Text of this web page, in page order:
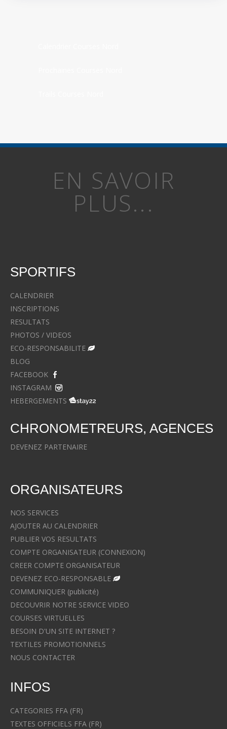
EN SAVOIR
PLUS...
SPORTIFS
CALENDRIER
INSCRIPTIONS
RESULTATS
PHOTOS / VIDEOS
ECO-RESPONSABILITE
BLOG
FACEBOOK
INSTAGRAM
HEBERGEMENTS
CHRONOMETREURS, AGENCES
DEVENEZ PARTENAIRE
ORGANISATEURS
NOS SERVICES
AJOUTER AU CALENDRIER
PUBLIER VOS RESULTATS
COMPTE ORGANISATEUR (CONNEXION)
CREER COMPTE ORGANISATEUR
DEVENEZ ECO-RESPONSABLE
COMMUNIQUER (publicité)
DECOUVRIR NOTRE SERVICE VIDEO
COURSES VIRTUELLES
BESOIN D'UN SITE INTERNET ?
TEXTILES PROMOTIONNELS
NOUS CONTACTER
INFOS
CATEGORIES FFA (FR)
TEXTES OFFICIELS FFA (FR)